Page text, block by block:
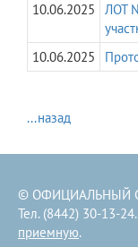
10.06.2025
ЛОТ
10.06.2025
...назад
© ОФИЦИАЛЬНЫЙ
Тел. (8442) 30-13-
приемную.